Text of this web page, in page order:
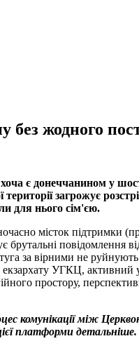
жодного
є донеччанином у
території загрожує
для нього сім'єю.
місток підтримки
брутальні повідомлення
за вірними не руйнують
екзархату УГКЦ,
простору,
комунікації між
платформи детальніше.